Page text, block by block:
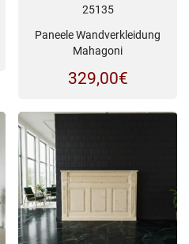
25135
Paneele Wandverkleidung
Mahagoni
329,00€